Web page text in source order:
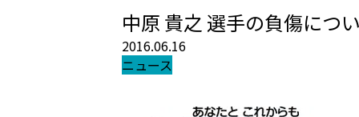
中原 貴之 選手の負傷につ
2016.06.16
ニュース